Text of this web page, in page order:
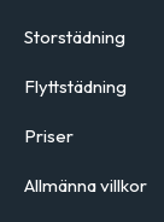
Storstädning
Flyttstädning
Priser
Allmänna villkor